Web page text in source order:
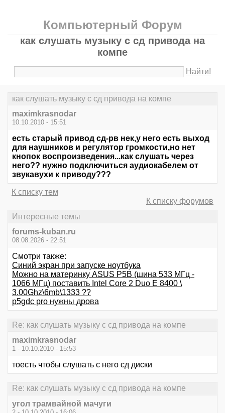
Компьютерный Форум
как слушать музыку с сд привода на
компе
Найти!
как слушать музыку с сд привода на компе
maximkrasnodar
10.10.2010 - 15:51
есть старый привод сд-рв нек,у него есть выход
для наушников и регулятор громкости,но нет
кнопок воспроизведения...как слушать через
него?? нужно подключиться аудиокабелем от
звукавухи к приводу???
К списку тем
К списку форумов
Интересные темы
forums-kuban.ru
08.08.2026 - 22:51
Смотри также:
Синий экран при запуске ноутбука
Можно на материнку ASUS P5B (шина 533 МГц -
1066 МГц) поставить Intel Core 2 Duo E 8400 \
3.00Ghz\6mb\1333 ??
p5gdc pro нужны дрова
Re: как слушать музыку с сд привода на компе
maximkrasnodar
1 - 10.10.2010 - 15:53
тоесть чтобы слушать с него сд диски
Re: как слушать музыку с сд привода на компе
угол трамвайной мачуги